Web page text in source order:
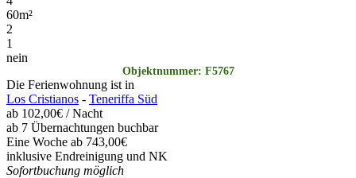
60m²
2
1
nein
Objektnummer: F5767
Die Ferienwohnung ist in
Los Cristianos - Teneriffa Süd
ab 102,00€ / Nacht
ab 7 Übernachtungen buchbar
Eine Woche ab 743,00€
inklusive Endreinigung und NK
Sofortbuchung möglich